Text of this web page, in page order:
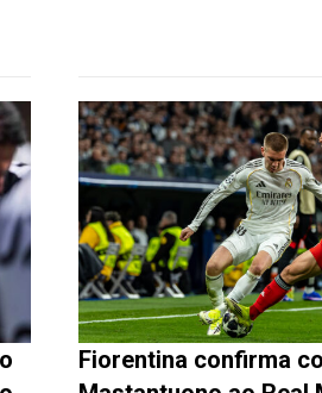
Fiorentina confirma